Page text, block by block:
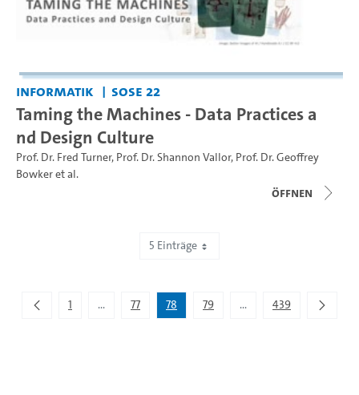
Informatik SoSe 22
Taming the Machines - Data Practices a
nd Design Culture
Prof. Dr. Fred Turner, Prof. Dr. Shannon Vallor, Prof. Dr. Geoffrey
Bowkeret al.
Öffnen
5 Einträge
1 ...Zwischenseiten Navigieren mit TAB-Taste.
77 78 79 ...Zwischenseiten
439